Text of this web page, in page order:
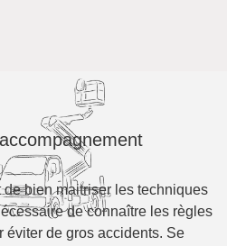
de bien maitriser les techniques
de connaître les règles
éviter de gros accidents. Se